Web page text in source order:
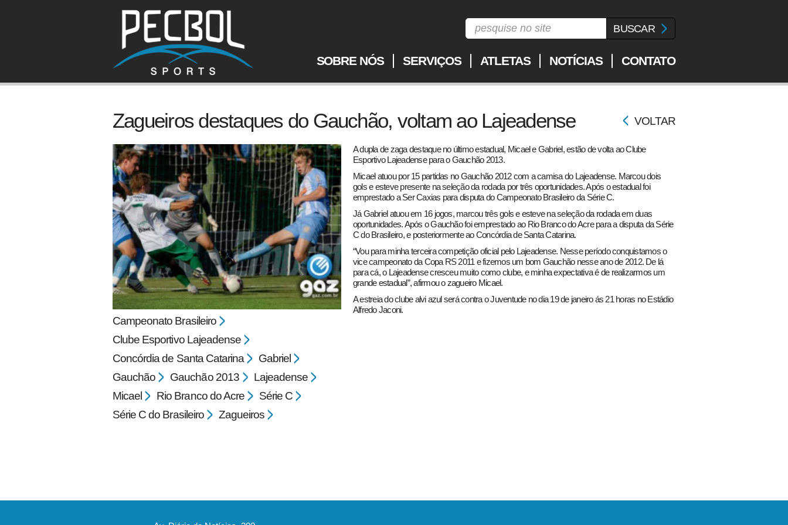
pecbol.com
SOBRE NÓS SERVIÇOS ATLETAS NOTÍCIAS CONTATO
Zagueiros destaques do Gauchão, voltam ao Lajeadense VOLTAR
Campeonato Brasileiro
Clube Esportivo Lajeadense
Concórdia de Santa Catarina
Gabriel
Gauchão
Gauchão 2013
Lajeadense
Micael
Rio Branco do Acre
Série C
Série C do Brasileiro
Zagueiros
A dupla de zaga destaque no último estadual, Micael e Gabriel, estão de volta ao Clube
Esportivo Lajeadense para o Gauchão 2013.
Micael atuou por 15 partidas no Gauchão 2012 com a camisa do Lajeadense. Marcou dois
gols e esteve presente na seleção da rodada por três oportunidades. Após o estadual foi
emprestado a Ser Caxias para disputa do Campeonato Brasileiro da Série C.
Já Gabriel atuou em 16 jogos, marcou três gols e esteve na seleção da rodada em duas
oportunidades. Após o Gauchão foi emprestado ao Rio Branco do Acre para a disputa da Série
C do Brasileiro, e posteriormente ao Concórdia de Santa Catarina.
“Vou para minha terceira competição oficial pelo Lajeadense. Nesse período conquistamos o
vice campeonato da Copa RS 2011 e fizemos um bom Gauchão nesse ano de 2012. De lá
para cá, o Lajeadense cresceu muito como clube, e minha expectativa é de realizarmos um
grande estadual”, afirmou o zagueiro Micael.
A estreia do clube alvi azul será contra o Juventude no dia 19 de janeiro ás 21 horas no Estádio
Alfredo Jaconi.